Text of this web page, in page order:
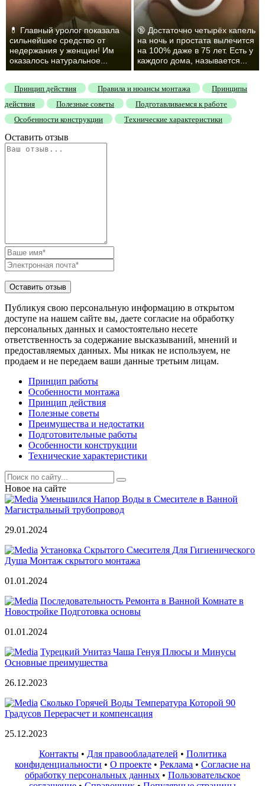
💊 Главный уролог показала
сильнейшее средство от
недержания у женщин! Им
оказалось натуральное...
🔞 Достаточно четырёх капель
на ночь и простата вылечится
на 100% даже в 75 лет. Есть у
каждого дома, называется...
Принцип действия Правила и нюансы монтажа
Принципы
действия
Полезные советы
Подготавливаемся к работе
Особенности конструкции
Технические характеристики
Оставить отзыв
Публикуя свою персональную информацию в открытом
доступе на нашем сайте вы, даете согласие на обработку
персональных данных и самостоятельно несете
ответственность за содержание высказываний, мнений и
предоставляемых данных. Мы никак не используем, не
продаем и не передаем ваши данные третьим лицам.
Принцип работы
Особенности монтажа
Принцип действия
Полезные советы
Преимущества и недостатки
Подготовительные работы
Особенности конструкции
Технические характеристики
Новое на сайте
Уменьшился Напор Воды в Смесителе в Ванной
Магистральный трубопровод
29.01.2024
Установка Скрытого Смесителя Для Гигиенического
Душа Монтаж скрытого монтажа
01.01.2024
Последовательность Ремонта в Ванной Комнате в
Новостройке Подготовка основы
01.01.2024
Турецкий Унитаз Чаша Генуя Плюсы и Минусы
Основные преимущества
26.12.2023
Сколько Горячей Воды Температура Которой 90
Градусов Перерасчет и компенсация
25.12.2023
Контакты• Для правообладателей • Политика
конфиденциальности • О проекте • Реклама • Согласие на
обработку персональных данных • Пользовательское